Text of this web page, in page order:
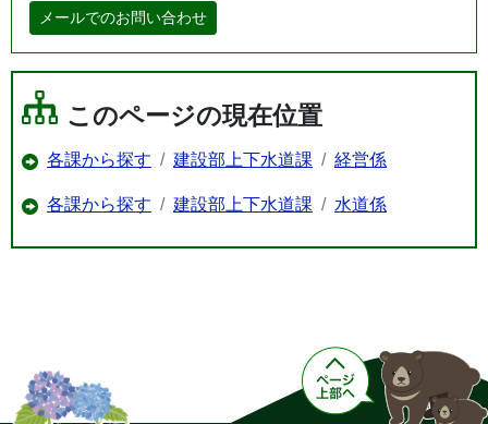
メールでのお問い合わせ
このページの現在位置
各課から探す 建設部上下水道課 経営係
各課から探す 建設部上下水道課 水道係